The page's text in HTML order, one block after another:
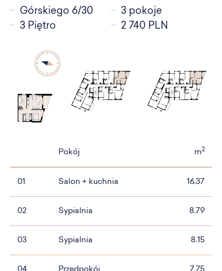
Górskiego 6/30
3 pokoje
3 Piętro
2 740 PLN
Pokój m2
01 Salon + kuchnia 16.37
02 Sypialnia 8.79
03 Sypialnia 8.15